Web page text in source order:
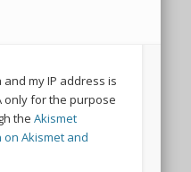
my IP address is
only for the purpose
the Akismet
Akismet and